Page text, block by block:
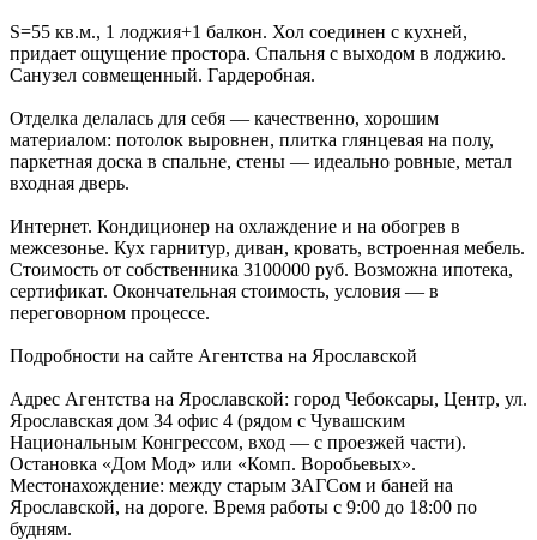
S=55 кв.м., 1 лоджия+1 балкон. Хол соединен с кухней,
придает ощущение простора. Спальня с выходом в лоджию.
Санузел совмещенный. Гардеробная.
Отделка делалась для себя — качественно, хорошим
материалом: потолок выровнен, плитка глянцевая на полу,
паркетная доска в спальне, стены — идеально ровные, метал
входная дверь.
Интернет. Кондиционер на охлаждение и на обогрев в
межсезонье. Кух гарнитур, диван, кровать, встроенная мебель.
Стоимость от собственника 3100000 руб. Возможна ипотека,
сертификат. Окончательная стоимость, условия — в
переговорном процессе.
Подробности на сайте Агентства на Ярославской
Адрес Агентства на Ярославской: город Чебоксары, Центр, ул.
Ярославская дом 34 офис 4 (рядом с Чувашским
Национальным Конгрессом, вход — с проезжей части).
Остановка «Дом Мод» или «Комп. Воробьевых».
Местонахождение: между старым ЗАГСом и баней на
Ярославской, на дороге. Время работы с 9:00 до 18:00 по
будням.